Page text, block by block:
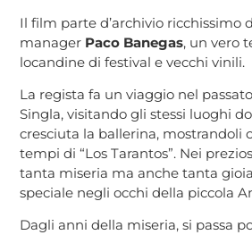
Il film parte d’archivio ricchissimo
manager Paco Banegas, un vero
locandine di festival e vecchi vinili.
La regista fa un viaggio nel
Singla, visitando gli stessi luoghi
cresciuta la ballerina, mostrandoli
tempi di “Los Tarantos”. Nei
tanta miseria ma anche tanta
speciale negli occhi della piccola
Dagli anni della miseria, si passa